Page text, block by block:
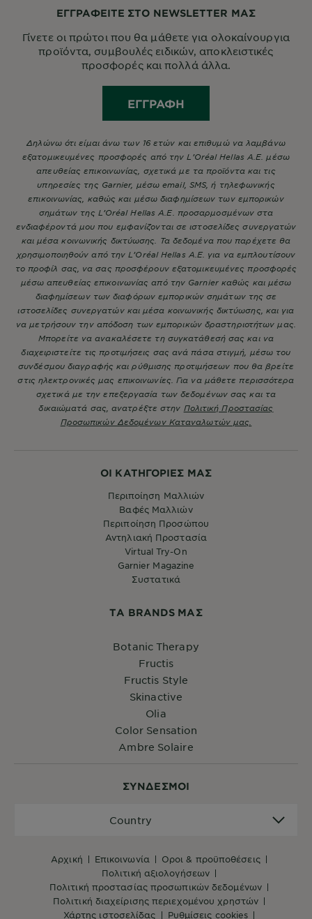
ΣYΝΔΕΣΜΟΙ
αρχική επικοινωνία
όροι & προϋποθέσεις
πολιτική αξιολογήσεων
πολιτική προστασίας προσωπικών δεδομένων
πολιτική διαχείρισης περιεχομένου χρηστών
χάρτης ιστοσελίδας
ρυθμίσεις cookies
Country
ΟΙ ΚΑΤΗΓΟΡΙΕΣ ΜΑΣ
Περιποίηση Μαλλιών
Βαφές Μαλλιών
Περιποίηση Προσώπου
Αντηλιακή Προστασία
Virtual Try-On
Garnier Magazine
Συστατικά
ΤA BRANDS ΜΑΣ
Botanic Therapy
Fructis
Fructis Style
Skinactive
Olia
Color Sensation
Ambre Solaire
ΕΓΓΡΑΦΕΙΤΕ ΣΤΟ NEWSLETTER ΜΑΣ
Γίνετε οι πρώτοι που θα μάθετε για ολοκαίνουργια
προϊόντα, συμβουλές ειδικών, αποκλειστικές
προσφορές και πολλά άλλα.
ΕΓΓΡΑΦΉ
Δηλώνω ότι είμαι άνω των 16 ετών και επιθυμώ να λαμβάνω
εξατομικευμένες προσφορές από την L’Oréal Hellas A.E. μέσω
απευθείας επικοινωνίας, σχετικά με τα προϊόντα και τις
υπηρεσίες της Garnier, μέσω email, SMS, ή τηλεφωνικής
επικοινωνίας, καθώς και μέσω διαφημίσεων των εμπορικών
σημάτων της L’Oréal Hellas A.E. προσαρμοσμένων στα
ενδιαφέροντά μου που εμφανίζονται σε ιστοσελίδες συνεργατών
και μέσα κοινωνικής δικτύωσης. Τα δεδομένα που παρέχετε θα
χρησιμοποιηθούν από την L’Oréal Hellas A.E. για να εμπλουτίσουν
το προφίλ σας, να σας προσφέρουν εξατομικευμένες προσφορές
μέσω απευθείας επικοινωνίας από την Garnier καθώς και μέσω
διαφημίσεων των διαφόρων εμπορικών σημάτων της σε
ιστοσελίδες συνεργατών και μέσα κοινωνικής δικτύωσης, και για
να μετρήσουν την απόδοση των εμπορικών δραστηριοτήτων μας.
Μπορείτε να ανακαλέσετε τη συγκατάθεσή σας και να
διαχειριστείτε τις προτιμήσεις σας ανά πάσα στιγμή, μέσω του
συνδέσμου διαγραφής και ρύθμισης προτιμήσεων που θα βρείτε
στις ηλεκτρονικές μας επικοινωνίες. Για να μάθετε περισσότερα
σχετικά με την επεξεργασία των δεδομένων σας και τα
δικαιώματά σας, ανατρέξτε στην Πολιτική Προστασίας
Προσωπικών Δεδομένων Καταναλωτών μας.